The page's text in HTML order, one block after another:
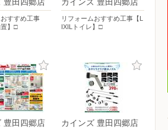
すすめ工事
置】□
リフォームおすすめ工事【L
IXILトイレ】□
豊田四郷店 カインズ 豊田四郷店